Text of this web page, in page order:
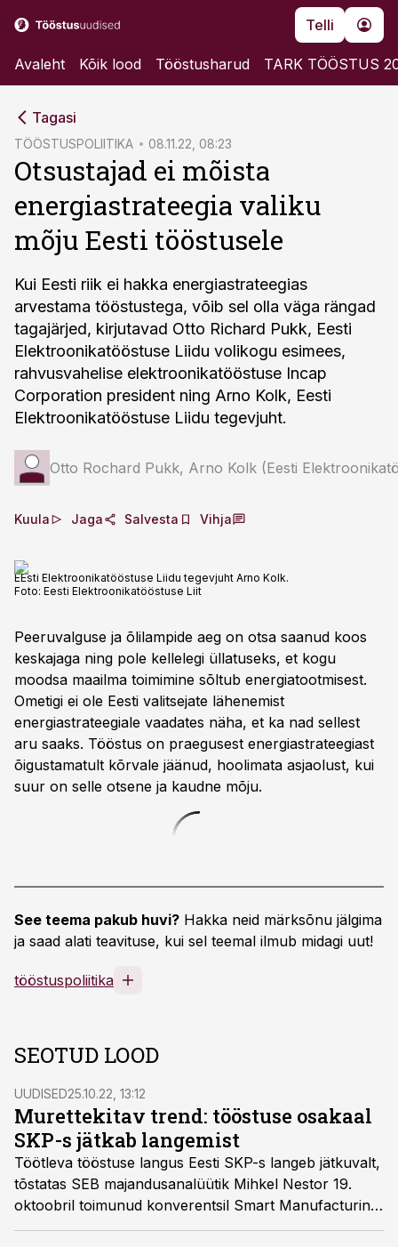
Telli
Avaleht Kõik lood Tööstusharud TARK TÖÖSTUS
Tagasi
TÖÖSTUSPOLIITIKA 08.11.22, 08:23
Otsustajad ei mõista
energiastrateegia valiku
mõju Eesti tööstusele
Kui Eesti riik ei hakka energiastrateegias
arvestama tööstustega, võib sel olla väga rängad
tagajärjed, kirjutavad Otto Richard Pukk, Eesti
Elektroonikatööstuse Liidu volikogu esimees,
rahvusvahelise elektroonikatööstuse Incap
Corporation president ning Arno Kolk, Eesti
Elektroonikatööstuse Liidu tegevjuht.
Otto Rochard Pukk, Arno Kolk (Eesti
Kuula Jaga Salvesta Vihja
EEsti Elektroonikatööstuse Liidu tegevjuht Arno Kolk.
Foto: Eesti Elektroonikatööstuse Liit
Peeruvalguse ja õlilampide aeg on otsa saanud koos
keskajaga ning pole kellelegi üllatuseks, et kogu
moodsa maailma toimimine sõltub energiatootmisest.
Ometigi ei ole Eesti valitsejate lähenemist
energiastrateegiale vaadates näha, et ka nad sellest
aru saaks. Tööstus on praegusest energiastrateegiast
õigustamatult kõrvale jäänud, hoolimata asjaolust, kui
suur on selle otsene ja kaudne mõju.
See teema pakub huvi? Hakka neid märksõnu jälgima
ja saad alati teavituse, kui sel teemal ilmub midagi uut!
tööstuspoliitika
SEOTUD LOOD
UUDISED25.10.22, 13:12
Murettekitav trend: tööstuse osakaal
SKP-s jätkab langemist
Töötleva tööstuse langus Eesti SKP-s langeb jätkuvalt,
tõstatas SEB majandusanalüütik Mihkel Nestor 19.
oktoobril toimunud konverentsil Smart Manufacturing
Meetup 2022 ühe pikajalise murettekitava trendi.